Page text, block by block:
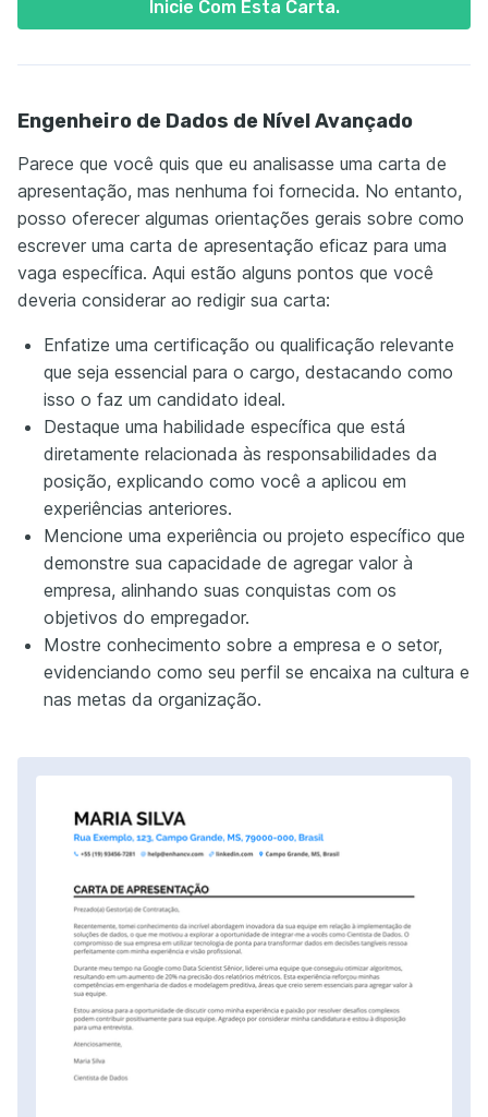
Inicie Com Esta Carta.
Engenheiro de Dados de Nível Avançado
Parece que você quis que eu analisasse uma carta de
apresentação, mas nenhuma foi fornecida. No entanto,
posso oferecer algumas orientações gerais sobre como
escrever uma carta de apresentação eficaz para uma
vaga específica. Aqui estão alguns pontos que você
deveria considerar ao redigir sua carta:
Enfatize uma certificação ou qualificação relevante
que seja essencial para o cargo, destacando como
isso o faz um candidato ideal.
Destaque uma habilidade específica que está
diretamente relacionada às responsabilidades da
posição, explicando como você a aplicou em
experiências anteriores.
Mencione uma experiência ou projeto específico que
demonstre sua capacidade de agregar valor à
empresa, alinhando suas conquistas com os
objetivos do empregador.
Mostre conhecimento sobre a empresa e o setor,
evidenciando como seu perfil se encaixa na cultura e
nas metas da organização.